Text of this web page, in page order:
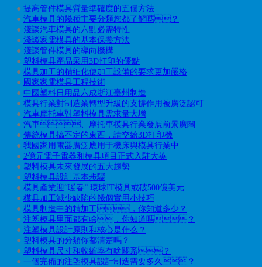
● 提高管件模具質量準確度的五個方法
● 汽車模具的幾種主要分類您都了解嗎？
● 淺談汽車模具的六點必需特性
● 淺談家電模具的基本保養方法
● 淺談管件模具的導向機構
● 塑料模具產品采用3D打印的優點
● 模具加工的精細化使加工設備的要求更加嚴格
● 國家家電模具工程技術
● 中國塑料日用品六成浙江臺州制造
● 模具行業對制造業轉型升級的支撐作用被廣泛認可
● 汽車摩托車對塑料模具需求量大增
● 汽車、摩托車模具行業發展前景廣闊
● 傳統模具搞不定的東西，請交給3D打印機
● 我國家用電器廣泛應用于機床與模具行業中
● 2億元電子電器和模具項目正式入駐大英
● 塑料模具未來發展的五大趨勢
● 塑料模具設計基本步驟
● 模具產業迎“暖春” 環球IT模具或破500億美元
● 模具加工減少缺陷的幾個實用小技巧
● 模具制造中的精加工，你知道多少？
● 注塑模具里面都有啥，你知道嗎？
● 注塑模具設計原則和核心是什么？
● 塑料模具的分類你都清楚嗎？
● 塑料模具尺寸和收縮率有啥關系？
● 一個完備的注塑模具設計制造需要多久？